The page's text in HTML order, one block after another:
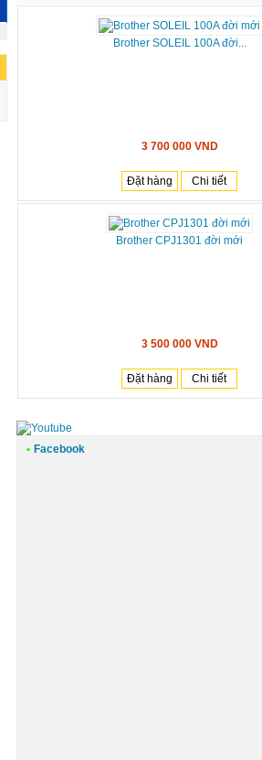
Brother SOLEIL 100A đời...
3 700 000 VND
Đặt hàng Chi tiết
Brother CPJ1301 đời mới
3 500 000 VND
Đặt hàng Chi tiết
• Facebook